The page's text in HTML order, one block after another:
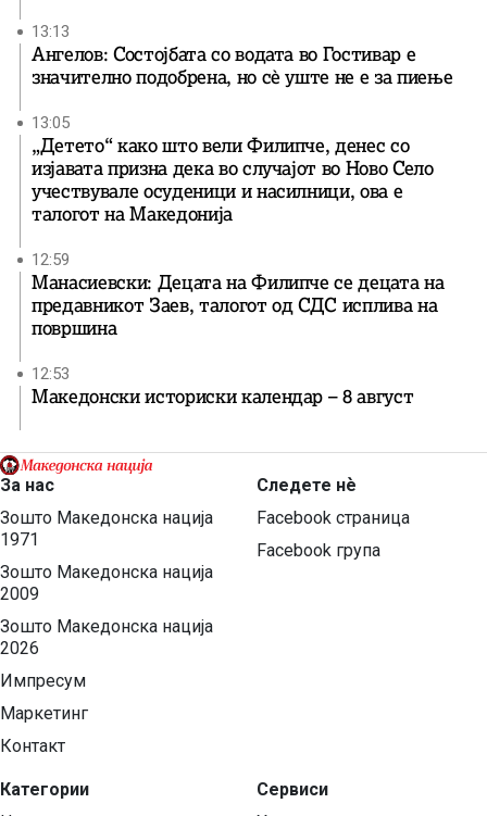
13:13
Ангелов: Состојбата со водата во Гостивар е
значително подобрена, но сè уште не е за пиење
13:05
„Детето“ како што вели Филипче, денес со
изјавата призна дека во случајот во Ново Село
учествувале осуденици и насилници, ова е
талогот на Македонија
12:59
Манасиевски: Децата на Филипче се децата на
предавникот Заев, талогот од СДС исплива на
површина
12:53
Македонски историски календар – 8 август
За нас
Зошто Македонска нација
1971
Зошто Македонска нација
2009
Зошто Македонска нација
2026
Импресум
Маркетинг
Контакт
Категории
Следете нѐ
Facebook страница
Facebook група
Сервиси